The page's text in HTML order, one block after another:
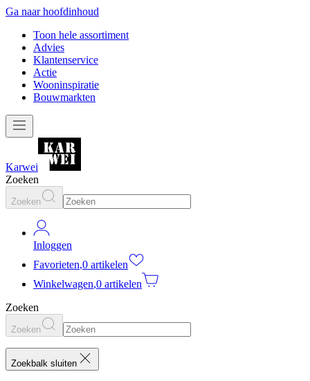
Ga naar hoofdinhoud
Toon hele assortiment
Advies
Klantenservice
Actie
Wooninspiratie
Bouwmarkten
Karwei
Zoeken
Zoeken
Inloggen
Favorieten,0 artikelen
Winkelwagen,0 artikelen
Zoeken
Zoeken
Zoekbalk sluiten